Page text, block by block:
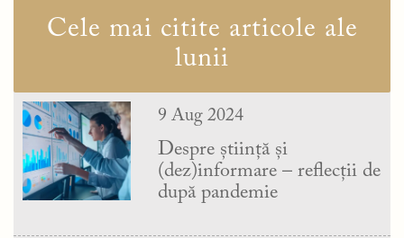
Cele mai citite articole ale
lunii
9 Aug 2024
Despre știință și
(dez)informare – reflecții de
după pandemie